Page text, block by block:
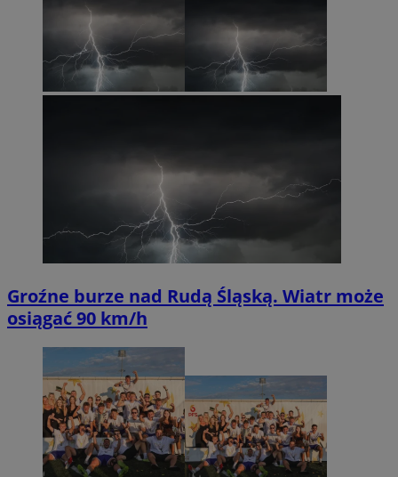
Groźne burze nad Rudą Śląską. Wiatr może
osiągać 90 km/h